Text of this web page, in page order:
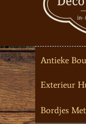
Antieke
Exterieur
Bordjes